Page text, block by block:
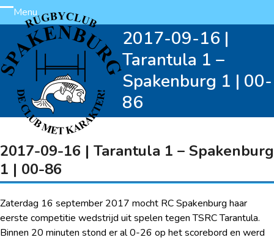
Skip
to
content
Menu
Open
mobile
menu
Close
mobile
menu
2017-09-16 |
Tarantula 1 –
Spakenburg 1 | 00-
86
2017-09-16 | Tarantula 1 – Spakenburg
1 | 00-86
Zaterdag 16 september 2017 mocht RC Spakenburg haar
eerste competitie wedstrijd uit spelen tegen TSRC Tarantula.
Binnen 20 minuten stond er al 0-26 op het scorebord en werd